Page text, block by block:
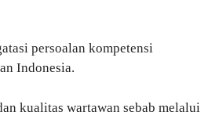
persoalan kompetensi
Indonesia.
kualitas wartawan sebab melalui